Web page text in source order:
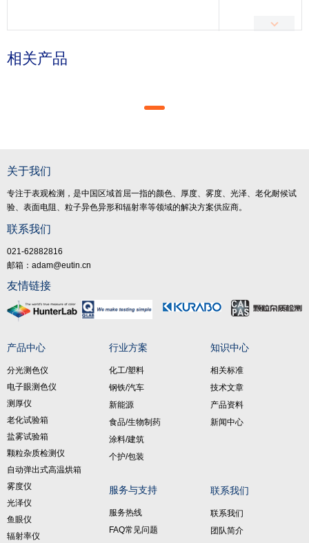
相关产品
关于我们
专注于表观检测，是中国区域首屈一指的颜色、厚度、雾度、光泽、老化耐候试
验、表面电阻、粒子异色异形和辐射率等领域的解决方案供应商。
联系我们
021-62882816
邮箱：adam@eutin.cn
友情链接
产品中心
分光测色仪
电子眼测色仪
测厚仪
老化试验箱
盐雾试验箱
颗粒杂质检测仪
自动弹出式高温烘箱
雾度仪
光泽仪
鱼眼仪
辐射率仪
行业方案
化工/塑料
钢铁/汽车
新能源
食品/生物制药
涂料/建筑
个护/包装
服务与支持
服务热线
FAQ常见问题
知识中心
相关标准
技术文章
产品资料
新闻中心
联系我们
联系我们
团队简介